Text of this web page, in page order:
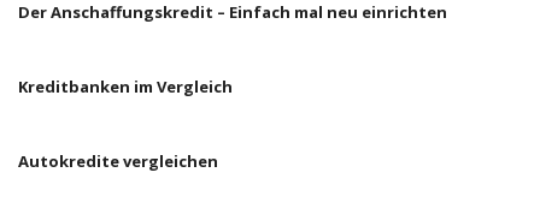
Der Anschaffungskredit – Einfach mal neu einrichten
Kreditbanken im Vergleich
Autokredite vergleichen